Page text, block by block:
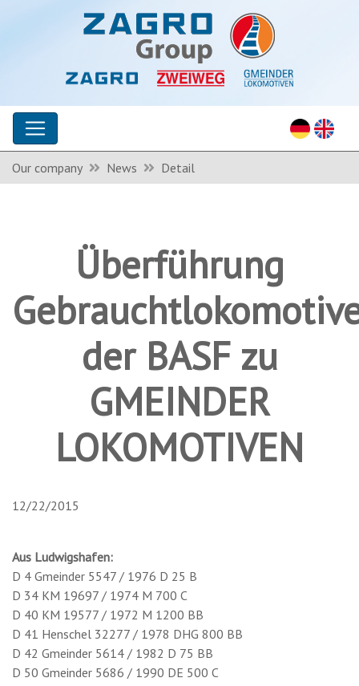
Our company News Detail
Überführung
der BASF zu
GMEINDER
LOKOMOTIVEN
12/22/2015
Aus Ludwigshafen:
D 4 Gmeinder 5547 / 1976 D 25 B
D 34 KM 19697 / 1974 M 700 C
D 40 KM 19577 / 1972 M 1200 BB
D 41 Henschel 32277 / 1978 DHG 800 BB
D 42 Gmeinder 5614 / 1982 D 75 BB
D 50 Gmeinder 5686 / 1990 DE 500 C